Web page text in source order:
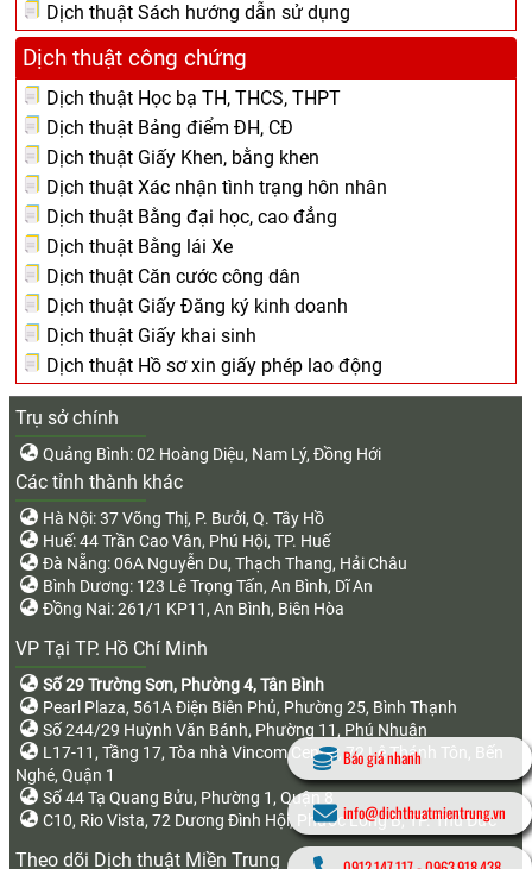
Dịch thuật Sách hướng dẫn sử dụng
Dịch thuật công chứng
Dịch thuật Học bạ TH, THCS, THPT
Dịch thuật Bảng điểm ĐH, CĐ
Dịch thuật Giấy Khen, bằng khen
Dịch thuật Xác nhận tình trạng hôn nhân
Dịch thuật Bằng đại học, cao đẳng
Dịch thuật Bằng lái Xe
Dịch thuật Căn cước công dân
Dịch thuật Giấy Đăng ký kinh doanh
Dịch thuật Giấy khai sinh
Dịch thuật Hồ sơ xin giấy phép lao động
Trụ sở chính
Quảng Bình: 02 Hoàng Diệu, Nam Lý, Đồng Hới
Các tỉnh thành khác
Hà Nội: 37 Võng Thị, P. Bưởi, Q. Tây Hồ
Huế: 44 Trần Cao Vân, Phú Hội, TP. Huế
Đà Nẵng: 06A Nguyễn Du, Thạch Thang, Hải Châu
Bình Dương: 123 Lê Trọng Tấn, An Bình, Dĩ An
Đồng Nai: 261/1 KP11, An Bình, Biên Hòa
VP Tại TP. Hồ Chí Minh
Số 29 Trường Sơn, Phường 4, Tân Bình
Pearl Plaza, 561A Điện Biên Phủ, Phường 25, Bình Thạnh
Số 244/29 Huỳnh Văn Bánh, Phường 11, Phú Nhuận
L17-11, Tầng 17, Tòa nhà Vincom Center, 72 Lê Thánh Tôn, Bến
Nghé, Quận 1
Số 44 Tạ Quang Bửu, Phường 1, Quận 8
C10, Rio Vista, 72 Dương Đình Hội, Phước Long B, TP. Thủ Đức
Theo dõi Dịch thuật Miền Trung
Báo giá nhanh
info@dichthuatmientrung.vn